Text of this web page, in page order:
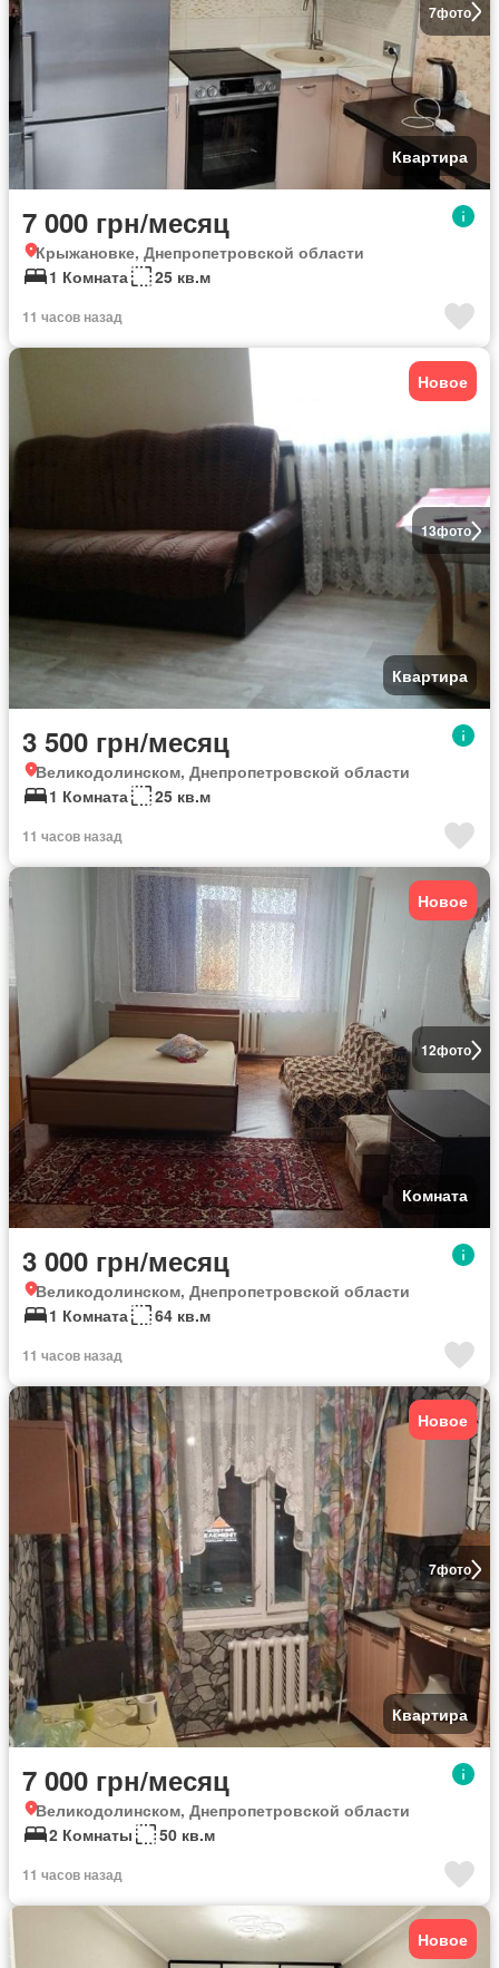
7фото
Квартира
7 000 грн/месяц
Крыжановке, Днепропетровской области
1 Комната
25 кв.м
11 часов назад
13фото
Новое
Квартира
3 500 грн/месяц
Великодолинском, Днепропетровской области
1 Комната
25 кв.м
11 часов назад
12фото
Новое
Комната
3 000 грн/месяц
Великодолинском, Днепропетровской области
1 Комната
64 кв.м
11 часов назад
7фото
Новое
Квартира
7 000 грн/месяц
Великодолинском, Днепропетровской области
2 Комнаты
50 кв.м
11 часов назад
Новое